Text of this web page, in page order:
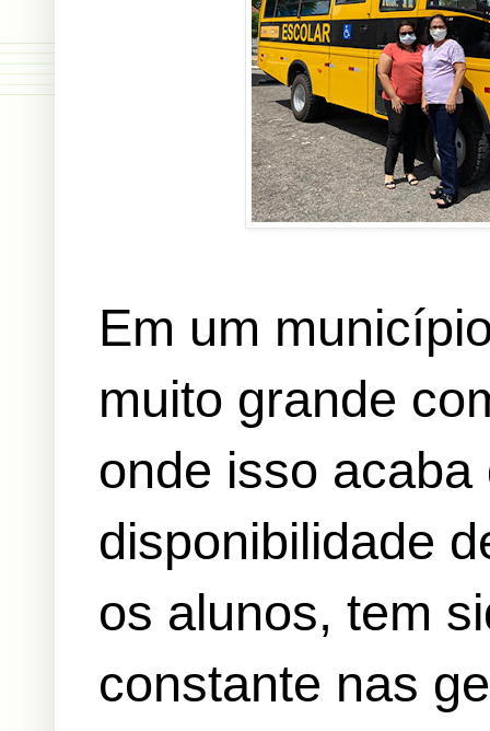
Em um
muito grande
onde isso
disponibilidade
os alunos, tem
constante nas